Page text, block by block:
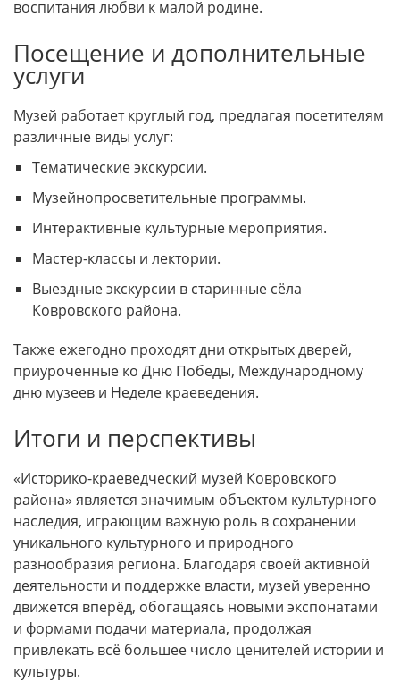
воспитания любви к малой родине.
Посещение и дополнительные
услуги
Музей работает круглый год, предлагая посетителям
различные виды услуг:
Тематические экскурсии.
Музейнопросветительные программы.
Интерактивные культурные мероприятия.
Мастер-классы и лектории.
Выездные экскурсии в старинные сёла
Ковровского района.
Также ежегодно проходят дни открытых дверей,
приуроченные ко Дню Победы, Международному
дню музеев и Неделе краеведения.
Итоги и перспективы
«Историко-краеведческий музей Ковровского
района» является значимым объектом культурного
наследия, играющим важную роль в сохранении
уникального культурного и природного
разнообразия региона. Благодаря своей активной
деятельности и поддержке власти, музей уверенно
движется вперёд, обогащаясь новыми экспонатами
и формами подачи материала, продолжая
привлекать всё большее число ценителей истории и
культуры.